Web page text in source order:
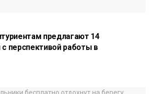
предлагают 14
с перспективой работы в